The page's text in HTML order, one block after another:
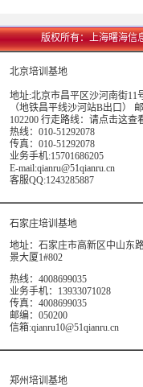
版权所有：上海曙海信
北京培训基地
地址:北京市昌平区沙河南街11
（地铁昌平线沙河站B出口）
102200 行走路线： 请点击这查
热线：010-51292078
传真：010-51292078
业务手机:15701686205
E-mail:qianru@51qianru.cn
客服QQ:1243285887
石家庄培训基地
地址：石家庄市高新区中山东
景大厦1#802
热线：4008699035
业务手机：13933071028
传真：4008699035
邮编：050200
信箱:qianru10@51qianru.cn
郑州培训基地